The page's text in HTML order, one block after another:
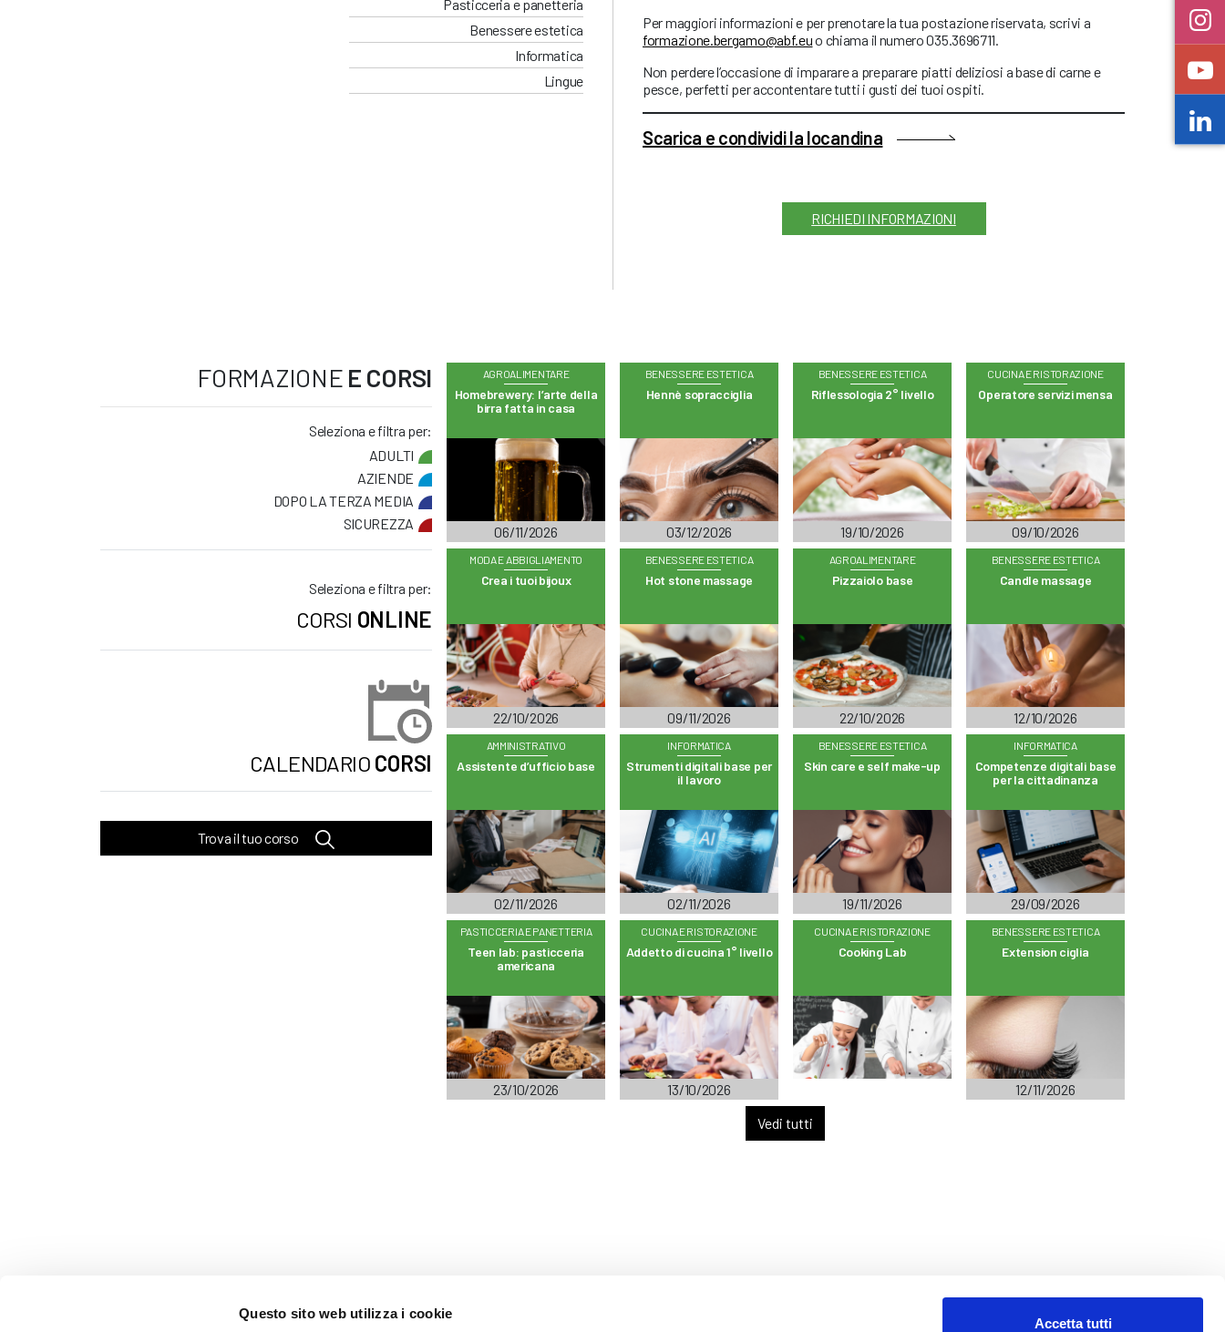
Questo sito web utilizza i cookie
Accetta tutti
Pasticceria e panetteria
Benessere estetica
Informatica
Lingue
Per maggiori informazioni e per prenotare la tua postazione riservata, scrivi a
formazione.bergamo@abf.euo chiama il numero 035.3696711.
Non perdere l’occasione di imparare a preparare piatti deliziosi a base di carne e
pesce, perfetti per accontentare tutti i gusti dei tuoi ospiti.
Scarica e condividi la locandina
RICHIEDI INFORMAZIONI
FORMAZIONE E CORSI
Seleziona e filtra per:
ADULTI
AZIENDE
DOPO LA TERZA MEDIA
SICUREZZA
Seleziona e filtra per:
CORSI ONLINE
CALENDARIO CORSI
Trova il tuo corso
AGROALIMENTARE
Homebrewery: l’arte della
birra fatta in casa
06/11/2026
BENESSERE ESTETICA
Hennè sopracciglia
03/12/2026
BENESSERE ESTETICA
Riflessologia 2° livello
19/10/2026
CUCINA E RISTORAZIONE
Operatore servizi mensa
09/10/2026
MODA E ABBIGLIAMENTO
Crea i tuoi bijoux
22/10/2026
BENESSERE ESTETICA
Hot stone massage
09/11/2026
AGROALIMENTARE
Pizzaiolo base
22/10/2026
BENESSERE ESTETICA
Candle massage
12/10/2026
AMMINISTRATIVO
Assistente d’ufficio base
02/11/2026
INFORMATICA
Strumenti digitali base per
il lavoro
02/11/2026
BENESSERE ESTETICA
Skin care e self make-up
19/11/2026
INFORMATICA
Competenze digitali base
per la cittadinanza
29/09/2026
PASTICCERIA E PANETTERIA
Teen lab: pasticceria
americana
23/10/2026
CUCINA E RISTORAZIONE
Addetto di cucina 1° livello
13/10/2026
CUCINA E RISTORAZIONE
Cooking Lab
BENESSERE ESTETICA
Extension ciglia
12/11/2026
Vedi tutti